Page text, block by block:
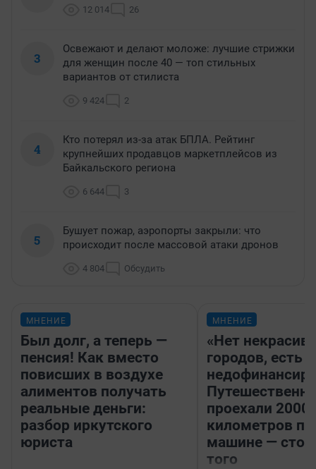
12 014 26
3
Освежают и делают моложе: лучшие стрижки
для женщин после 40 — топ стильных
вариантов от стилиста
9 424 2
4
Кто потерял из-за атак БПЛА. Рейтинг
крупнейших продавцов маркетплейсов из
Байкальского региона
6 644 3
5
Бушует пожар, аэропорты закрыли: что
происходит после массовой атаки дронов
4 804 Обсудить
МНЕНИЕ
Был долг, а теперь —
пенсия! Как вместо
повисших в воздухе
алиментов получать
реальные деньги:
разбор иркутского
юриста
МНЕНИЕ
«Нет
городов, есть
проехали 2000
километров по
машине —
того